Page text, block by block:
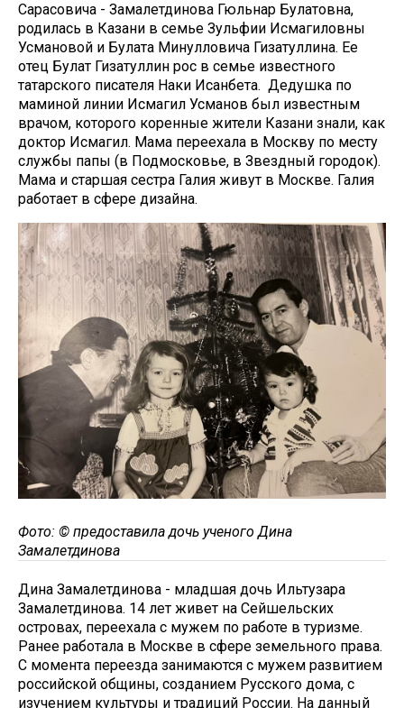
Сарасовича - Замалетдинова Гюльнар Булатовна,
родилась в Казани в семье Зульфии Исмагиловны
Усмановой и Булата Минулловича Гизатуллина. Ее
отец Булат Гизатуллин рос в семье известного
татарского писателя Наки Исанбета. Дедушка по
маминой линии Исмагил Усманов был известным
врачом, которого коренные жители Казани знали, как
доктор Исмагил. Мама переехала в Москву по месту
службы папы (в Подмосковье, в Звездный городок).
Мама и старшая сестра Галия живут в Москве. Галия
работает в сфере дизайна.
Фото: © предоставила дочь ученого Дина
Замалетдинова
Дина Замалетдинова - младшая дочь Ильтузара
Замалетдинова. 14 лет живет на Сейшельских
островах, переехала с мужем по работе в туризме.
Ранее работала в Москве в сфере земельного права.
С момента переезда занимаются с мужем развитием
российской общины, созданием Русского дома, с
изучением культуры и традиций России. На данный